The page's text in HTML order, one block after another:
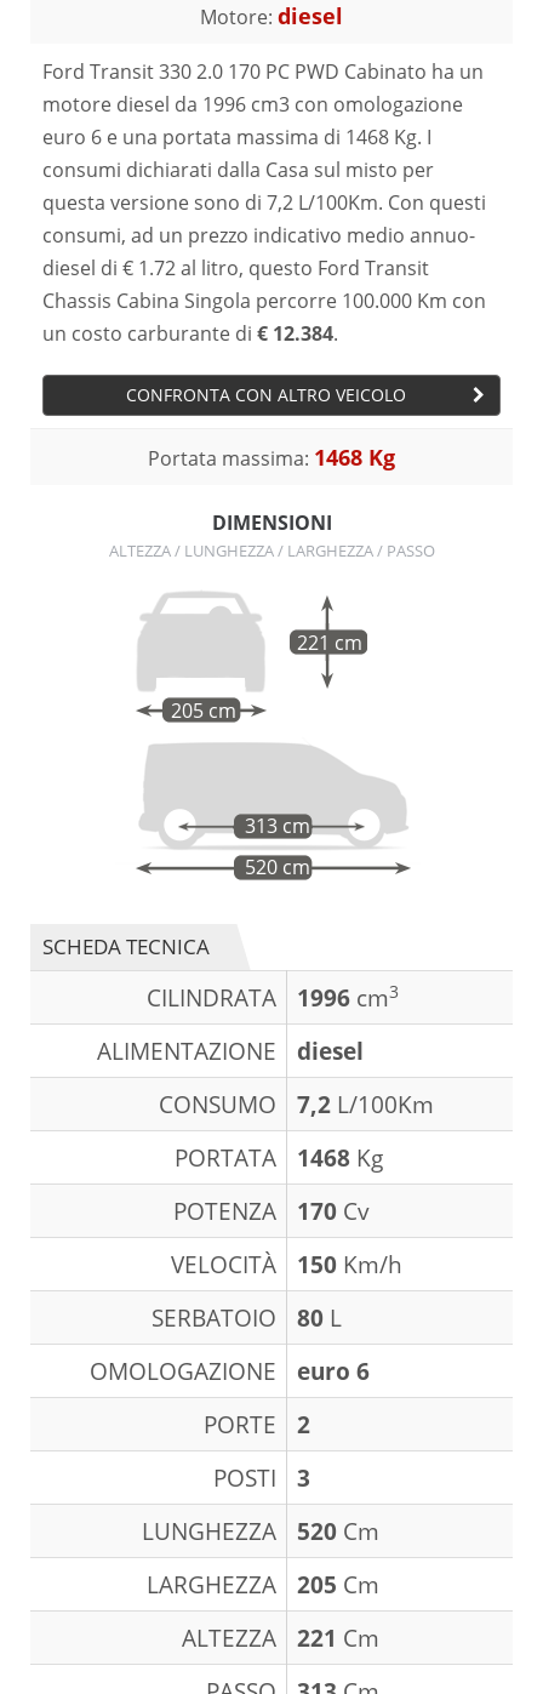
Motore: diesel
Ford Transit 330 2.0 170 PC PWD Cabinato ha un
motore diesel da 1996 cm3 con omologazione
euro 6 e una portata massima di 1468 Kg. I
consumi dichiarati dalla Casa sul misto per
questa versione sono di 7,2 L/100Km. Con questi
consumi, ad un prezzo indicativo medio annuo-
diesel di € 1.72 al litro, questo Ford Transit
Chassis Cabina Singola percorre 100.000 Km con
un costo carburante di € 12.384.
CONFRONTA CON ALTRO VEICOLO
Portata massima: 1468 Kg
DIMENSIONI
ALTEZZA / LUNGHEZZA / LARGHEZZA / PASSO
205 cm
221 cm
520 cm
313 cm
SCHEDA TECNICA
CILINDRATA 1996 cm3
ALIMENTAZIONE
diesel
CONSUMO
7,2 L/100Km
PORTATA
1468 Kg
POTENZA
170 Cv
VELOCITÀ
150 Km/h
SERBATOIO
80 L
OMOLOGAZIONE
euro 6
PORTE
2
POSTI
3
LUNGHEZZA
520 Cm
LARGHEZZA
205 Cm
ALTEZZA
221 Cm